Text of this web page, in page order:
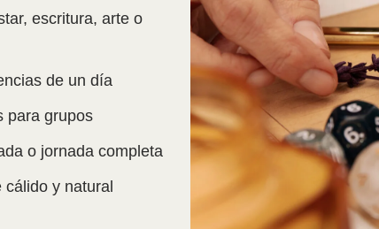
escritura, arte o
de un día
para grupos
o jornada completa
cálido y natural